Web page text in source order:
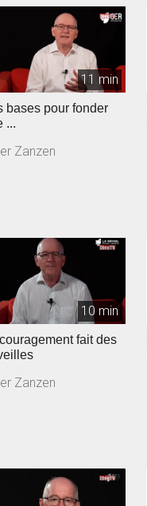
11 min
bases pour fonder
...
Zanzen
10 min
fait des
Zanzen